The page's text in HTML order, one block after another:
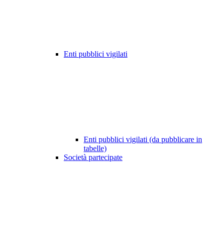
Enti pubblici vigilati
Enti pubblici vigilati (da pubblicare in
tabelle)
Società partecipate